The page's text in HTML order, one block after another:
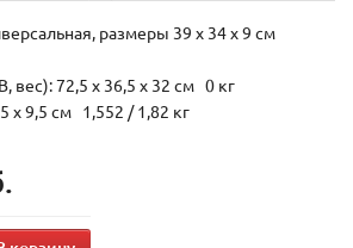
размеры 39 х 34 х 9 см
вес): 72,5 x 36,5 x 32 см 0 кг
x 9,5 см 1,552 / 1,82 кг